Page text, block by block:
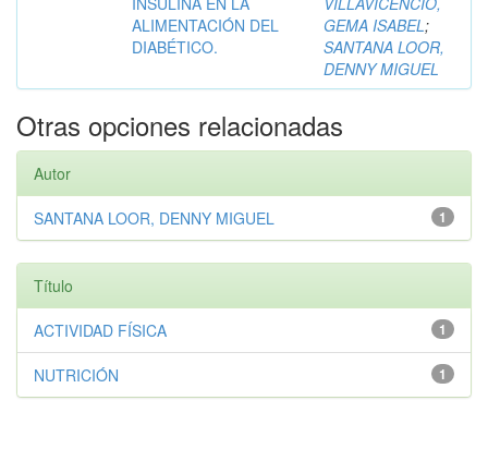
ALIMENTACIÓN DEL
DIABÉTICO.
GEMA ISABEL;
SANTANA LOOR,
DENNY MIGUEL
Otras opciones relacionadas
Autor
1
SANTANA LOOR, DENNY MIGUEL
Título
1
ACTIVIDAD FÍSICA
1
NUTRICIÓN